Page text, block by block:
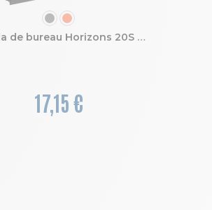
COULEUR
Agenda de bureau Horizons 20S Spiralé Swan 15 x 21 cm semainier Janvier à Décembre 2027
17,15 €